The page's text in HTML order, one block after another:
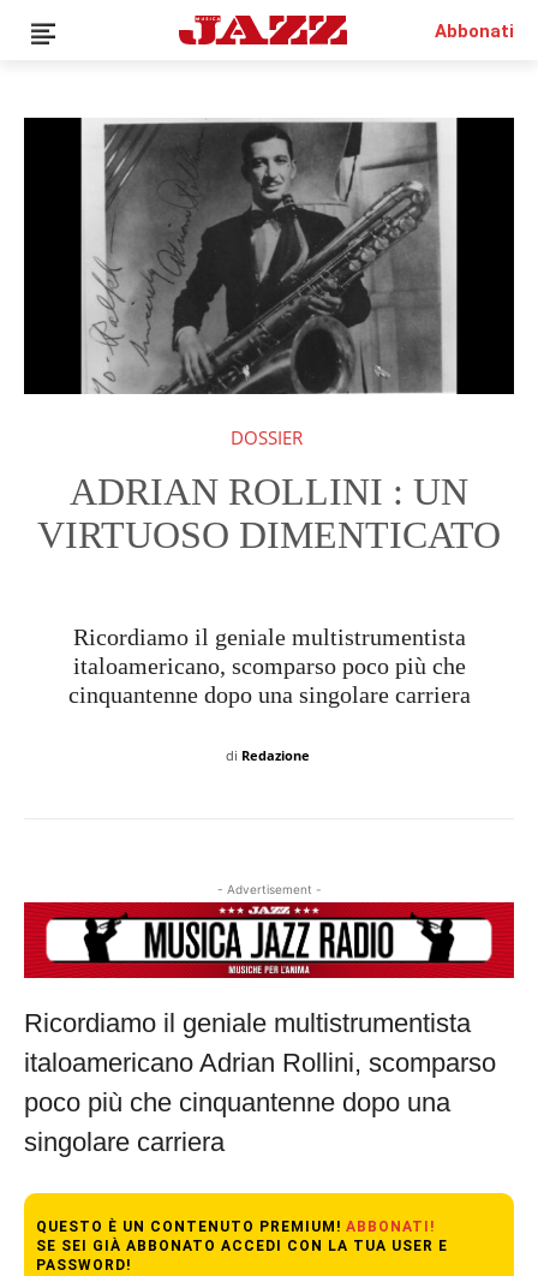
QUESTO È UN CONTENUTO PREMIUM!ABBONATI!
SE SEI GIÀ ABBONATO ACCEDI CON LA TUA USER E
PASSWORD!
Abbonati
DOSSIER
ADRIAN ROLLINI : UN
VIRTUOSO DIMENTICATO
Ricordiamo il geniale multistrumentista
italoamericano, scomparso poco più che
cinquantenne dopo una singolare carriera
di Redazione
- Advertisement -
Ricordiamo il geniale multistrumentista
italoamericano Adrian Rollini, scomparso
poco più che cinquantenne dopo una
singolare carriera
QUESTO È UN CONTENUTO PREMIUM! ABBONATI!
SE SEI GIÀ ABBONATO ACCEDI CON LA TUA USER E
PASSWORD!